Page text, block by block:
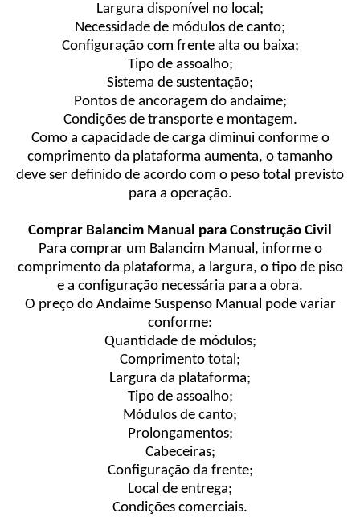
Largura disponível no local;
Necessidade de módulos de canto;
Configuração com frente alta ou baixa;
Tipo de assoalho;
Sistema de sustentação;
Pontos de ancoragem do andaime;
Condições de transporte e montagem.
Como a capacidade de carga diminui conforme o
comprimento da plataforma aumenta, o tamanho
deve ser definido de acordo com o peso total previsto
para a operação.
Comprar Balancim Manual para Construção Civil
Para comprar um Balancim Manual, informe o
comprimento da plataforma, a largura, o tipo de piso
e a configuração necessária para a obra.
O preço do Andaime Suspenso Manual pode variar
conforme:
Quantidade de módulos;
Comprimento total;
Largura da plataforma;
Tipo de assoalho;
Módulos de canto;
Prolongamentos;
Cabeceiras;
Configuração da frente;
Local de entrega;
Condições comerciais.